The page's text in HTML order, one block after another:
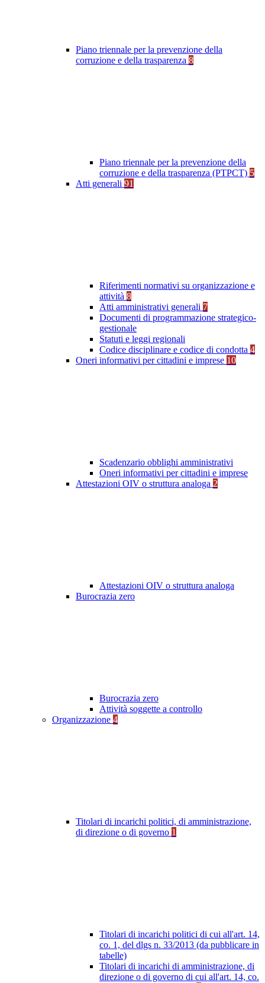
Piano triennale per la prevenzione della
corruzione e della trasparenza 8
Piano triennale per la prevenzione della
corruzione e della trasparenza (PTPCT) 5
Atti generali 91
Riferimenti normativi su organizzazione e
attività 8
Atti amministrativi generali 7
Documenti di programmazione strategico-
gestionale
Statuti e leggi regionali
Codice disciplinare e codice di condotta 4
Oneri informativi per cittadini e imprese 10
Scadenzario obblighi amministrativi
Oneri informativi per cittadini e imprese
Attestazioni OIV o struttura analoga 2
Attestazioni OIV o struttura analoga
Burocrazia zero
Burocrazia zero
Attività soggette a controllo
Organizzazione 4
Titolari di incarichi politici, di amministrazione,
di direzione o di governo 1
Titolari di incarichi politici di cui all'art. 14,
co. 1, del dlgs n. 33/2013 (da pubblicare in
tabelle)
Titolari di incarichi di amministrazione, di
direzione o di governo di cui all'art. 14, co.